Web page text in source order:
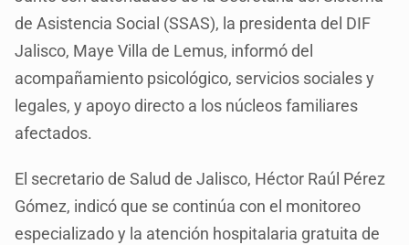
de Asistencia Social (SSAS), la presidenta del DIF
Jalisco, Maye Villa de Lemus, informó del
acompañamiento psicológico, servicios sociales y
legales, y apoyo directo a los núcleos familiares
afectados.
El secretario de Salud de Jalisco, Héctor Raúl Pérez
Gómez, indicó que se continúa con el monitoreo
especializado y la atención hospitalaria gratuita de